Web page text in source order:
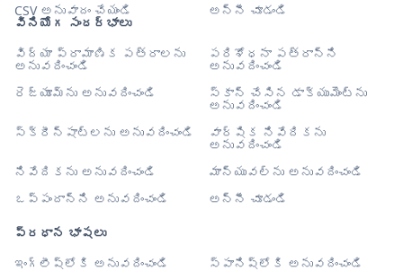
వినియోగ సందర్భాలు
విద్యా ప్రామాణిక పత్రాలను
అనువదించండి
పరిశోధనా పత్రాన్ని
అనువదించండి
రెజ్యూమ్‌ను అనువదించండి
స్కాన్ చేసిన డాక్యుమెంట్‌ను
అనువదించండి
స్క్రీన్‌షాట్‌లను అనువదించండి
వార్షిక నివేదికను
అనువదించండి
నివేదికను అనువదించండి
మాన్యువల్‌ను అనువదించండి
ఒప్పందాన్ని అనువదించండి
అన్నీ చూడండి
ప్రధాన భాషలు
ఇంగ్లీష్‌లోకి అనువదించండి
స్పానిష్‌లోకి అనువదించండి
CSV అనువాదం చేయండి
అన్నీ చూడండి